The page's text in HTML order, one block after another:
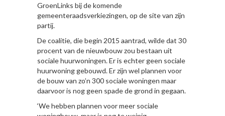
GroenLinks bij de komende
gemeenteraadsverkiezingen, op de site van zijn
partij.
De coalitie, die begin 2015 aantrad, wilde dat 30
procent van de nieuwbouw zou bestaan uit
sociale huurwoningen. Er is echter geen sociale
huurwoning gebouwd. Er zijn wel plannen voor
de bouw van zo’n 300 sociale woningen maar
daarvoor is nog geen spade de grond in gegaan.
‘We hebben plannen voor meer sociale